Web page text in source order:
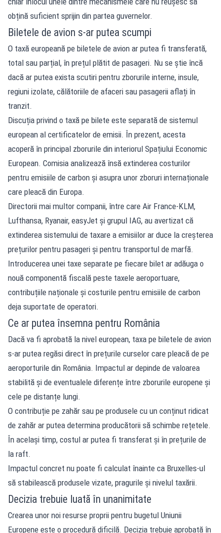
obțină suficient sprijin din partea guvernelor.
Biletele de avion s-ar putea scumpi
O taxă europeană pe biletele de avion ar putea fi transferată,
total sau parțial, în prețul plătit de pasageri. Nu se știe încă
dacă ar putea exista scutiri pentru zborurile interne, insule,
regiuni izolate, călătoriile de afaceri sau pasagerii aflați în
tranzit.
Discuția privind o taxă pe bilete este separată de sistemul
european al certificatelor de emisii. În prezent, acesta
acoperă în principal zborurile din interiorul Spațiului Economic
European. Comisia analizează însă extinderea costurilor
pentru emisiile de carbon și asupra unor zboruri internaționale
care pleacă din Europa.
Directorii mai multor companii, între care Air France-KLM,
Lufthansa, Ryanair, easyJet și grupul IAG, au avertizat că
extinderea sistemului de taxare a emisiilor ar duce la creșterea
prețurilor pentru pasageri și pentru transportul de marfă.
Introducerea unei taxe separate pe fiecare bilet ar adăuga o
nouă componentă fiscală peste taxele aeroportuare,
contribuțiile naționale și costurile pentru emisiile de carbon
deja suportate de operatori.
Ce ar putea însemna pentru România
Dacă va fi aprobată la nivel european, taxa pe biletele de avion
s-ar putea regăsi direct în prețurile curselor care pleacă de pe
aeroporturile din România. Impactul ar depinde de valoarea
stabilită și de eventualele diferențe între zborurile europene și
cele pe distanțe lungi.
O contribuție pe zahăr sau pe produsele cu un conținut ridicat
de zahăr ar putea determina producătorii să schimbe rețetele.
În același timp, costul ar putea fi transferat și în prețurile de
la raft.
Impactul concret nu poate fi calculat înainte ca Bruxelles-ul
să stabilească produsele vizate, pragurile și nivelul taxării.
Decizia trebuie luată în unanimitate
Crearea unor noi resurse proprii pentru bugetul Uniunii
Europene este o procedură dificilă. Decizia trebuie aprobată în